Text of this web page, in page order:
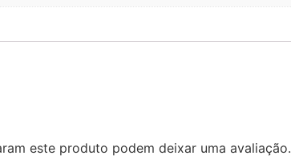
este produto podem deixar uma avaliação.